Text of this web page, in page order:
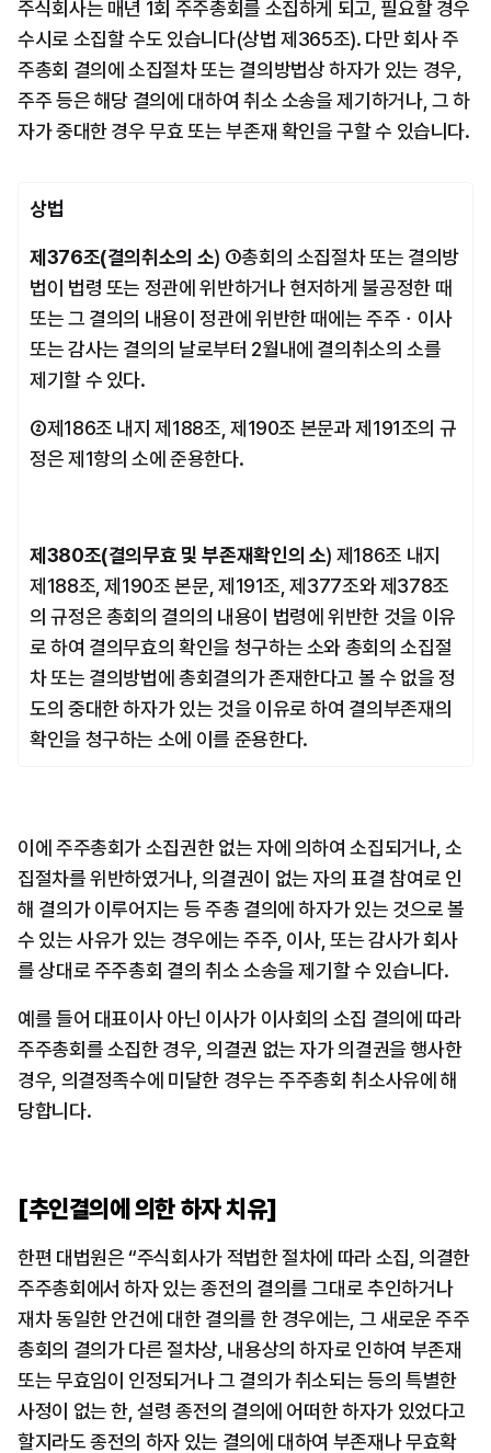
주식회사는 매년 1회 주주총회를 소집하게 되고, 필요할 경우
수시로 소집할 수도 있습니다(상법 제365조). 다만 회사 주
주총회 결의에 소집절차 또는 결의방법상 하자가 있는 경우,
주주 등은 해당 결의에 대하여 취소 소송을 제기하거나, 그 하
자가 중대한 경우 무효 또는 부존재 확인을 구할 수 있습니다.
상법
제376조(결의취소의 소) ①총회의 소집절차 또는 결의방
법이 법령 또는 정관에 위반하거나 현저하게 불공정한 때
또는 그 결의의 내용이 정관에 위반한 때에는 주주ㆍ이사
또는 감사는 결의의 날로부터 2월내에 결의취소의 소를
제기할 수 있다.
②제186조 내지 제188조, 제190조 본문과 제191조의 규
정은 제1항의 소에 준용한다.
제380조(결의무효 및 부존재확인의 소) 제186조 내지
제188조, 제190조 본문, 제191조, 제377조와 제378조
의 규정은 총회의 결의의 내용이 법령에 위반한 것을 이유
로 하여 결의무효의 확인을 청구하는 소와 총회의 소집절
차 또는 결의방법에 총회결의가 존재한다고 볼 수 없을 정
도의 중대한 하자가 있는 것을 이유로 하여 결의부존재의
확인을 청구하는 소에 이를 준용한다.
이에 주주총회가 소집권한 없는 자에 의하여 소집되거나, 소
집절차를 위반하였거나, 의결권이 없는 자의 표결 참여로 인
해 결의가 이루어지는 등 주총 결의에 하자가 있는 것으로 볼
수 있는 사유가 있는 경우에는 주주, 이사, 또는 감사가 회사
를 상대로 주주총회 결의 취소 소송을 제기할 수 있습니다.
예를 들어 대표이사 아닌 이사가 이사회의 소집 결의에 따라
주주총회를 소집한 경우, 의결권 없는 자가 의결권을 행사한
경우, 의결정족수에 미달한 경우는 주주총회 취소사유에 해
당합니다.
[추인결의에 의한 하자 치유]
한편 대법원은 “주식회사가 적법한 절차에 따라 소집, 의결한
주주총회에서 하자 있는 종전의 결의를 그대로 추인하거나
재차 동일한 안건에 대한 결의를 한 경우에는, 그 새로운 주주
총회의 결의가 다른 절차상, 내용상의 하자로 인하여 부존재
또는 무효임이 인정되거나 그 결의가 취소되는 등의 특별한
사정이 없는 한, 설령 종전의 결의에 어떠한 하자가 있었다고
할지라도 종전의 하자 있는 결의에 대하여 부존재나 무효확